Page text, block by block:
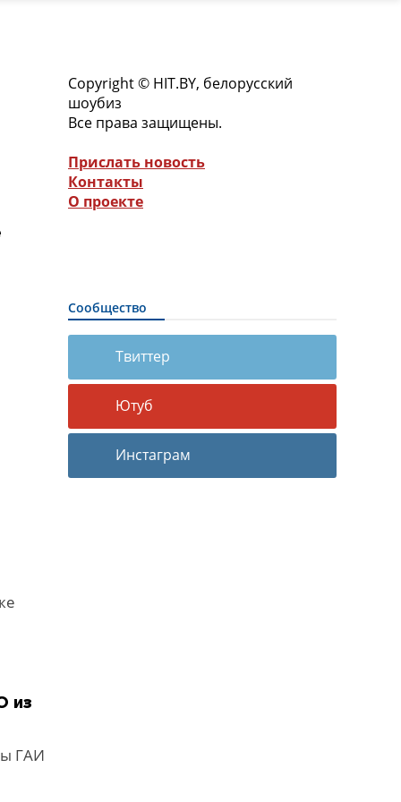
из
ГАИ
Copyright © HIT.BY, белорусский
шоубиз
Все права защищены.
Прислать новость
Контакты
О проекте
Сообщество
Твиттер
Ютуб
Инстаграм